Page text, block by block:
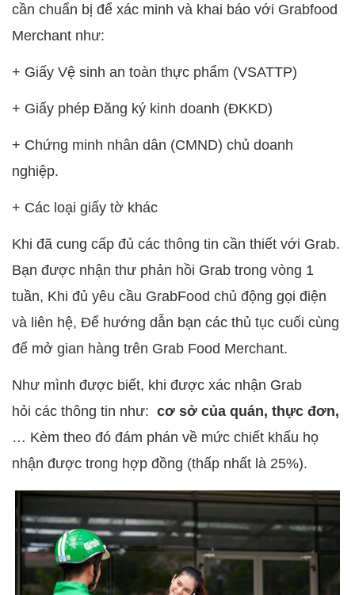
cần chuẩn bị để xác minh và khai báo với Grabfood
Merchant như:
+ Giấy Vệ sinh an toàn thực phẩm (VSATTP)
+ Giấy phép Đăng ký kinh doanh (ĐKKD)
+ Chứng minh nhân dân (CMND) chủ doanh
nghiệp.
+ Các loại giấy tờ khác
Khi đã cung cấp đủ các thông tin cần thiết với Grab.
Bạn được nhận thư phản hồi Grab trong vòng 1
tuần, Khi đủ yêu cầu GrabFood chủ động gọi điện
và liên hệ, Để hướng dẫn bạn các thủ tục cuối cùng
để mở gian hàng trên Grab Food Merchant.
Như mình được biết, khi được xác nhận Grab
hỏi các thông tin như: cơ sở của quán, thực đơn,
… Kèm theo đó đám phán về mức chiết khấu họ
nhận được trong hợp đồng (thấp nhất là 25%).